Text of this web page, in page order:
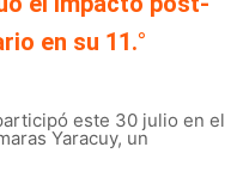
en su 11.°
este 30 julio en el
Yaracuy, un